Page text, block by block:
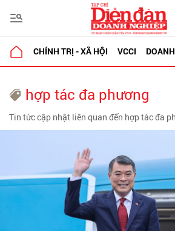
CHÍNH TRỊ - XÃ HỘI VCCI
hợp tác đa phương
Tin tức cập nhật liên quan đến hợp tác đa